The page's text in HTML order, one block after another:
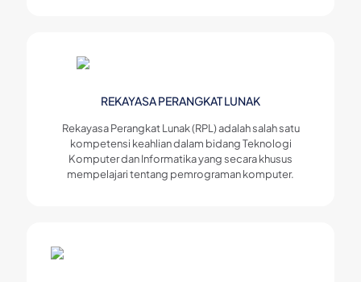
REKAYASA PERANGKAT LUNAK
Rekayasa Perangkat Lunak (RPL) adalah salah satu
kompetensi keahlian dalam bidang Teknologi
Komputer dan Informatika yang secara khusus
mempelajari tentang pemrograman komputer.